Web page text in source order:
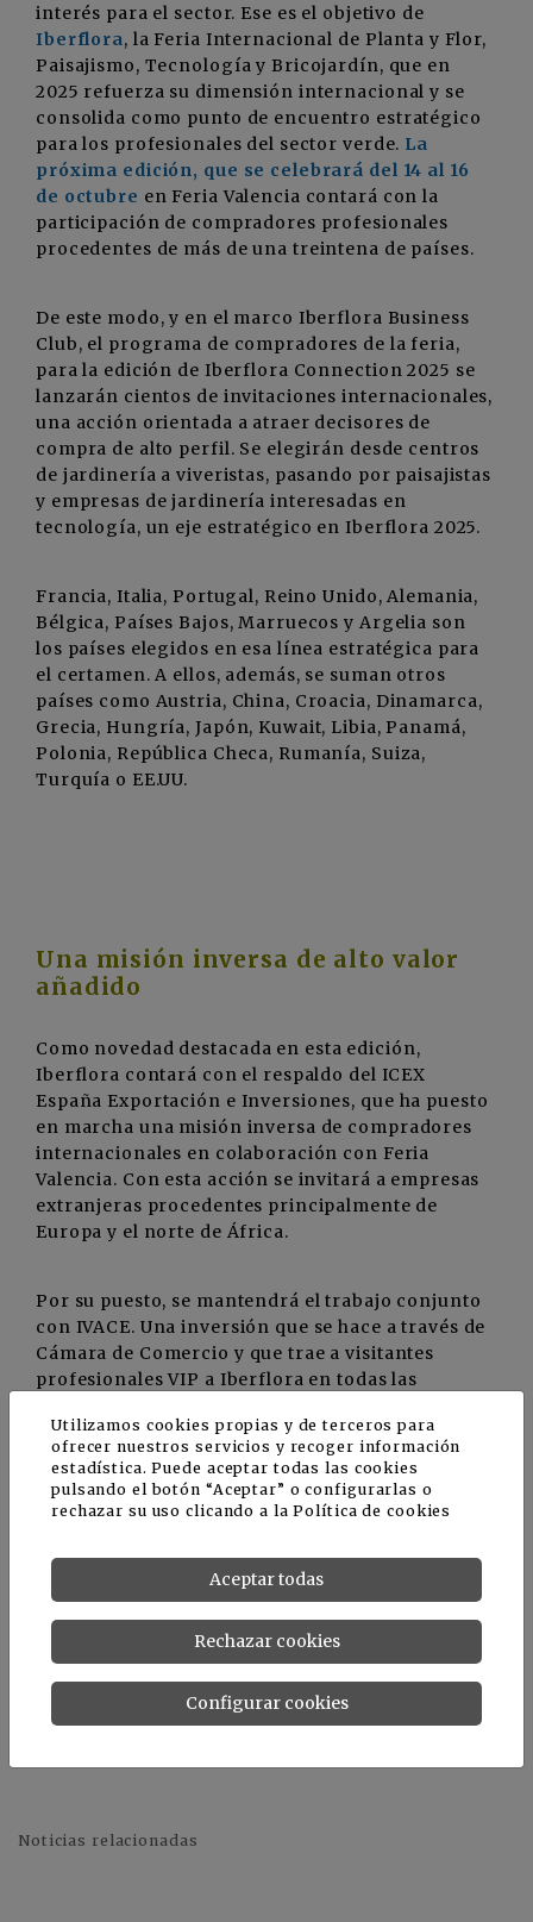
interés para el sector. Ese es el objetivo de
Iberflora, la Feria Internacional de Planta y Flor,
Paisajismo, Tecnología y Bricojardín, que en
2025 refuerza su dimensión internacional y se
consolida como punto de encuentro estratégico
para los profesionales del sector verde. La
próxima edición, que se celebrará del 14 al 16
de octubre en Feria Valencia contará con la
participación de compradores profesionales
procedentes de más de una treintena de países.
De este modo, y en el marco Iberflora Business
Club, el programa de compradores de la feria,
para la edición de Iberflora Connection 2025 se
lanzarán cientos de invitaciones internacionales,
una acción orientada a atraer decisores de
compra de alto perfil. Se elegirán desde centros
de jardinería a viveristas, pasando por paisajistas
y empresas de jardinería interesadas en
tecnología, un eje estratégico en Iberflora 2025.
Francia, Italia, Portugal, Reino Unido, Alemania,
Bélgica, Países Bajos, Marruecos y Argelia son
los países elegidos en esa línea estratégica para
el certamen. A ellos, además, se suman otros
países como Austria, China, Croacia, Dinamarca,
Grecia, Hungría, Japón, Kuwait, Libia, Panamá,
Polonia, República Checa, Rumanía, Suiza,
Turquía o EE.UU.
Una misión inversa de alto valor
añadido
Como novedad destacada en esta edición,
Iberflora contará con el respaldo del ICEX
España Exportación e Inversiones, que ha puesto
en marcha una misión inversa de compradores
internacionales en colaboración con Feria
Valencia. Con esta acción se invitará a empresas
extranjeras procedentes principalmente de
Europa y el norte de África.
Por su puesto, se mantendrá el trabajo conjunto
con IVACE. Una inversión que se hace a través de
Cámara de Comercio y que trae a visitantes
profesionales VIP a Iberflora en todas las
Cabe destacar que, en 2025, Iberflora habilitará
un espacio exclusivo para trabajo y descanso
como a la prensa. Esta acción, sumada al
programa general de compradores, contribuirá a
fomentar contactos de alto nivel y oportunidades
reales de negocio para las empresas
participantes.
Noticias relacionadas
Utilizamos cookies propias y de terceros para
ofrecer nuestros servicios y recoger información
estadística. Puede aceptar todas las cookies
pulsando el botón “Aceptar” o configurarlas o
rechazar su uso clicando a laPolítica de cookies
Aceptar todas
Rechazar cookies
Configurar cookies